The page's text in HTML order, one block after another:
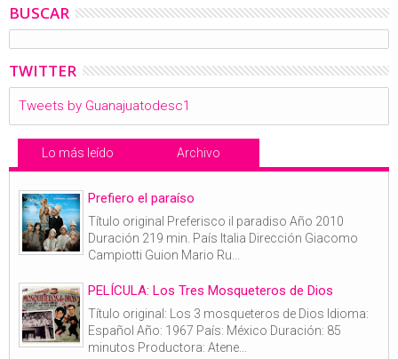
BUSCAR
TWITTER
Tweets by Guanajuatodesc1
Lo más leído Archivo
Prefiero el paraíso
Título original Preferisco il paradiso Año 2010
Duración 219 min. País Italia Dirección Giacomo
Campiotti Guion Mario Ru...
PELÍCULA: Los Tres Mosqueteros de Dios
Título original: Los 3 mosqueteros de Dios Idioma:
Español Año: 1967 País: México Duración: 85
minutos Productora: Atene...